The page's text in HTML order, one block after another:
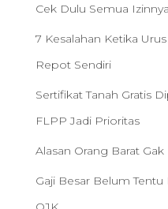
Cek Dulu Semua Izinnya
7 Kesalahan Ketika
Repot Sendiri
Sertifikat Tanah Gratis
FLPP Jadi Prioritas
Alasan Orang Barat
Gaji Besar Belum